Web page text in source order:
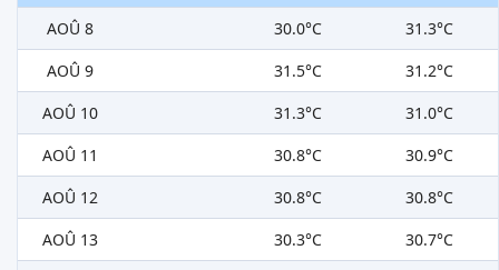
AOÛ 8
30.0°C
31.3°C
AOÛ 9
31.5°C
31.2°C
AOÛ 10
31.3°C
31.0°C
AOÛ 11
30.8°C
30.9°C
AOÛ 12
30.8°C
30.8°C
AOÛ 13
30.3°C
30.7°C